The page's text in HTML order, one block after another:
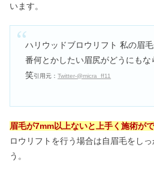
います。
ハリウッドブロウリフト 私の眉
番何とかしたい眉尻がどうにもな
笑引用元：Twitter-@micra_ff11
眉毛が7mm以上ないと上手く施術が
ロウリフトを行う場合は自眉毛をし
う。